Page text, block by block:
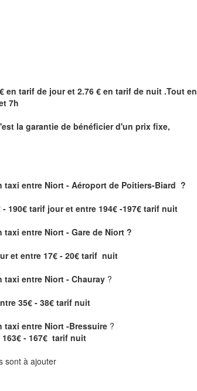
en tarif de jour et 2.76 € en tarif de nuit .Tout en
7h
la garantie de bénéficierd'un prix fixe,
taxi entre Niort - Aéroport de Poitiers-Biard ?
190€ tarif jour et entre 194€ -197€ tarif nuit
entre Niort - Gare de Niort ?
et entre 17€ - 20€ tarif nuit
taxi entre Niort - Chauray ?
35€ - 38€ tarif nuit
taxi entre Niort -Bressuire ?
- 167€ tarif nuit
sont à ajouter